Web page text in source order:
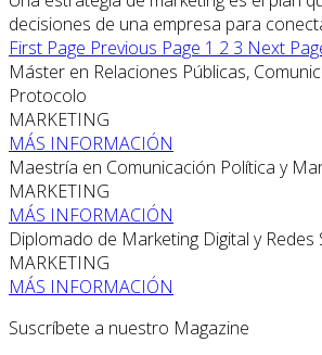
decisiones de una empresa para
First Page Previous Page 1 2 3 Next
Máster en Relaciones Públicas,
Protocolo
MARKETING
MÁS INFORMACIÓN
Maestría en Comunicación Política y
MARKETING
MÁS INFORMACIÓN
Diplomado de Marketing Digital y Redes
MARKETING
MÁS INFORMACIÓN
Suscríbete a nuestro Magazine